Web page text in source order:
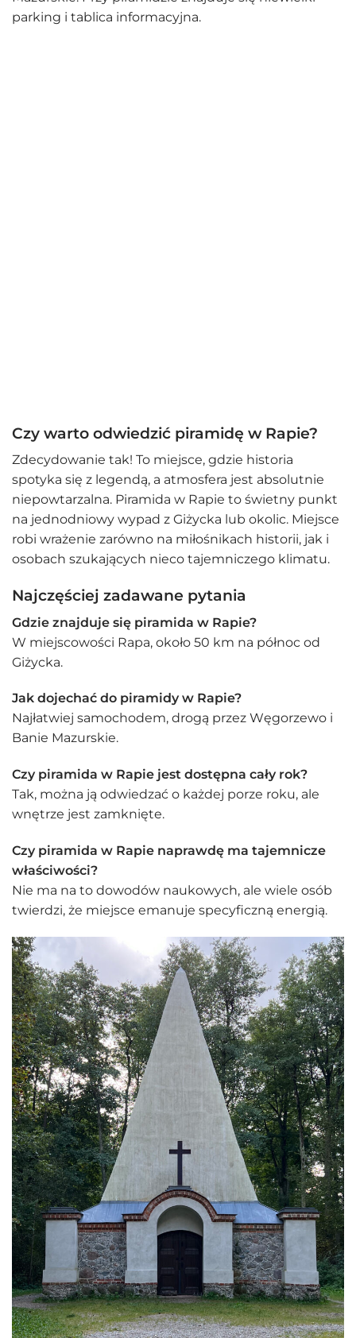
parking i tablica informacyjna.
Czy warto odwiedzić piramidę w Rapie?
Zdecydowanie tak! To miejsce, gdzie historia
spotyka się z legendą, a atmosfera jest absolutnie
niepowtarzalna. Piramida w Rapie to świetny punkt
na jednodniowy wypad z Giżycka lub okolic. Miejsce
robi wrażenie zarówno na miłośnikach historii, jak i
osobach szukających nieco tajemniczego klimatu.
Najczęściej zadawane pytania
Gdzie znajduje się piramida w Rapie?
W miejscowości Rapa, około 50 km na północ od
Giżycka.
Jak dojechać do piramidy w Rapie?
Najłatwiej samochodem, drogą przez Węgorzewo i
Banie Mazurskie.
Czy piramida w Rapie jest dostępna cały rok?
Tak, można ją odwiedzać o każdej porze roku, ale
wnętrze jest zamknięte.
Czy piramida w Rapie naprawdę ma tajemnicze
właściwości?
Nie ma na to dowodów naukowych, ale wiele osób
twierdzi, że miejsce emanuje specyficzną energią.